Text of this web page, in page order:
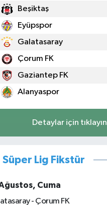
Beşiktaş
Eyüpspor
Galatasaray
Çorum FK
Gaziantep FK
Alanyaspor
Detaylar için tıklayın
Süper Lig Fikstür
Cuma
- Çorum FK